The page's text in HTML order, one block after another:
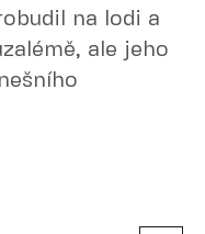
na lodi a
ale jeho